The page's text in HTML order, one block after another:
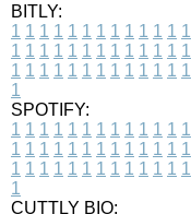
BITLY:
1 1 1 1 1 1 1 1 1 1 1 1 1
1 1 1 1 1 1 1 1 1 1 1 1 1
1 1 1 1 1 1 1 1 1 1 1 1 1
1
SPOTIFY:
1 1 1 1 1 1 1 1 1 1 1 1 1
1 1 1 1 1 1 1 1 1 1 1 1 1
1 1 1 1 1 1 1 1 1 1 1 1 1
1
CUTTLY BIO: